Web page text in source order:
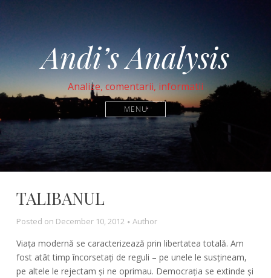
Andi’s Analysis
Analize, comentarii, informatii
MENU
TALIBANUL
Posted on December 10, 2012 Author
Viața modernă se caracterizează prin libertatea totală. Am
fost atât timp încorsetați de reguli – pe unele le susțineam,
pe altele le rejectam și ne oprimau. Democrația se extinde și